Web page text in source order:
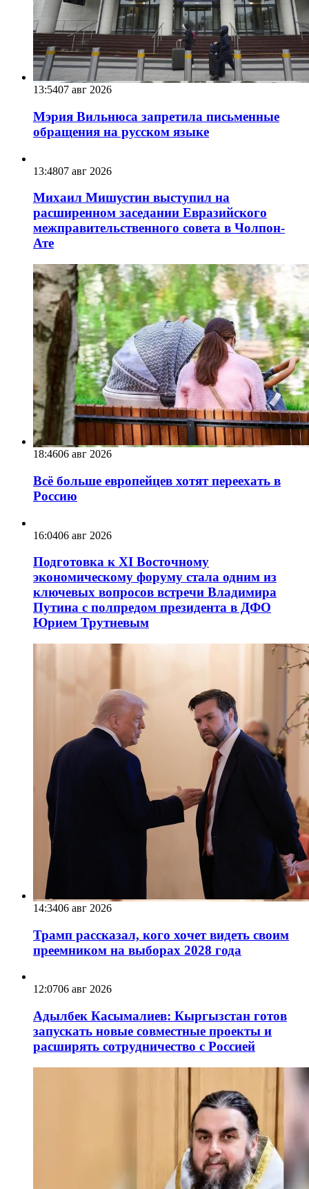
13:5407 авг 2026
Мэрия Вильнюса запретила письменные
обращения на русском языке
13:4807 авг 2026
Михаил Мишустин выступил на
расширенном заседании Евразийского
межправительственного совета в Чолпон-
Ате
18:4606 авг 2026
Всё больше европейцев хотят переехать в
Россию
16:0406 авг 2026
Подготовка к XI Восточному
экономическому форуму стала одним из
ключевых вопросов встречи Владимира
Путина с полпредом президента в ДФО
Юрием Трутневым
14:3406 авг 2026
Трамп рассказал, кого хочет видеть своим
преемником на выборах 2028 года
12:0706 авг 2026
Адылбек Касымалиев: Кыргызстан готов
запускать новые совместные проекты и
расширять сотрудничество с Россией